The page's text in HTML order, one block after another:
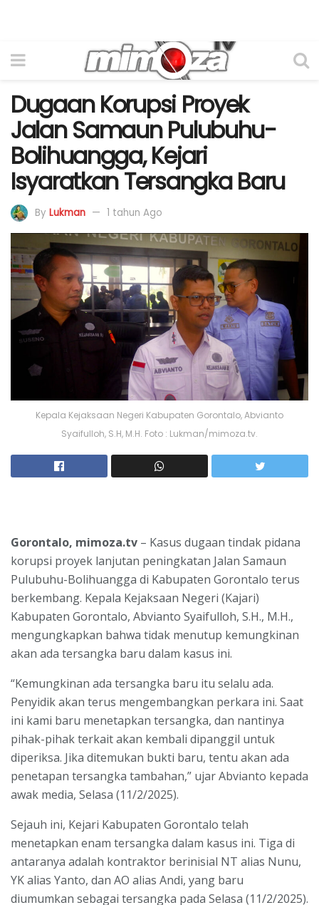
Dugaan Korupsi Proyek
Jalan Samaun Pulubuhu-
Bolihuangga, Kejari
Isyaratkan Tersangka Baru
By Lukman 1 tahun Ago
Kepala Kejaksaan Negeri Kabupaten Gorontalo, Abvianto
Syaifulloh, S.H, M.H. Foto : Lukman/mimoza.tv.
Gorontalo, mimoza.tv – Kasus dugaan tindak pidana
korupsi proyek lanjutan peningkatan Jalan Samaun
Pulubuhu-Bolihuangga di Kabupaten Gorontalo terus
berkembang. Kepala Kejaksaan Negeri (Kajari)
Kabupaten Gorontalo, Abvianto Syaifulloh, S.H., M.H.,
mengungkapkan bahwa tidak menutup kemungkinan
akan ada tersangka baru dalam kasus ini.
“Kemungkinan ada tersangka baru itu selalu ada.
Penyidik akan terus mengembangkan perkara ini. Saat
ini kami baru menetapkan tersangka, dan nantinya
pihak-pihak terkait akan kembali dipanggil untuk
diperiksa. Jika ditemukan bukti baru, tentu akan ada
penetapan tersangka tambahan,” ujar Abvianto kepada
awak media, Selasa (11/2/2025).
Sejauh ini, Kejari Kabupaten Gorontalo telah
menetapkan enam tersangka dalam kasus ini. Tiga di
antaranya adalah kontraktor berinisial NT alias Nunu,
YK alias Yanto, dan AO alias Andi, yang baru
diumumkan sebagai tersangka pada Selasa (11/2/2025).